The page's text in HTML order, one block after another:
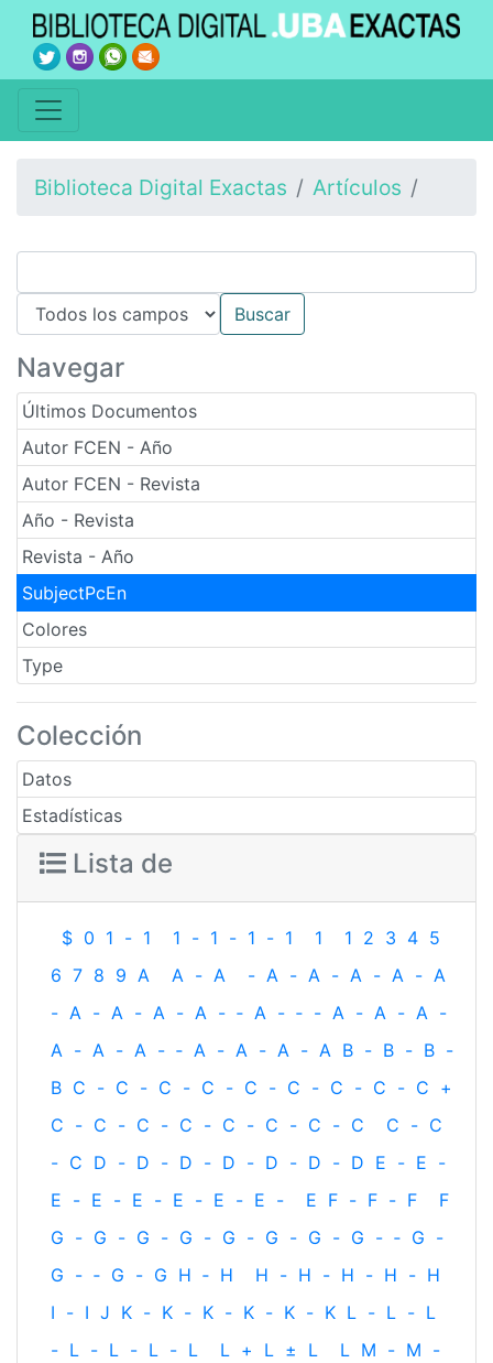
Biblioteca Digital Exactas Artículos
Navegar
Últimos Documentos
Autor FCEN - Año
Autor FCEN - Revista
Año - Revista
Revista - Año
SubjectPcEn
Colores
Type
Colección
Datos
Estadísticas
Lista de
$ 0 1 - 1 1 - 1 - 1 - 1 1 1 2 3 4 5
6 7 8 9 A A - A - A - A - A - A - A
- A - A - A - A - ‐ A - ‐ - A - A - A -
A - A - A - ‐ A - A - A - A B - B - B -
B C - C - C - C - C - C - C - C - C +
C - C - C - C - C - C - C - C C - C
- C D - D - D - D - D - D - D E - E -
E - E - E - E - E - E - E F - F - F
F
G - G - G - G - G - G - G - G - ‐ G -
G - ‐ G - G H ‐ H H - H - H - H - H
I - I J K - K - K - K - K - K L - L - L
- L - L - L - L L + L ± L L M - M -